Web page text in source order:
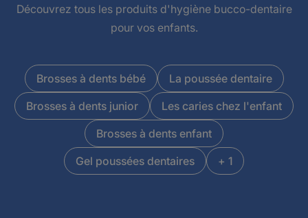
Découvrez tous les produits d'hygiène bucco-dentaire
pour vos enfants.
Brosses à dents bébé
La poussée dentaire
Brosses à dents junior
Les caries chez l'enfant
Brosses à dents enfant
Gel poussées dentaires
+ 1